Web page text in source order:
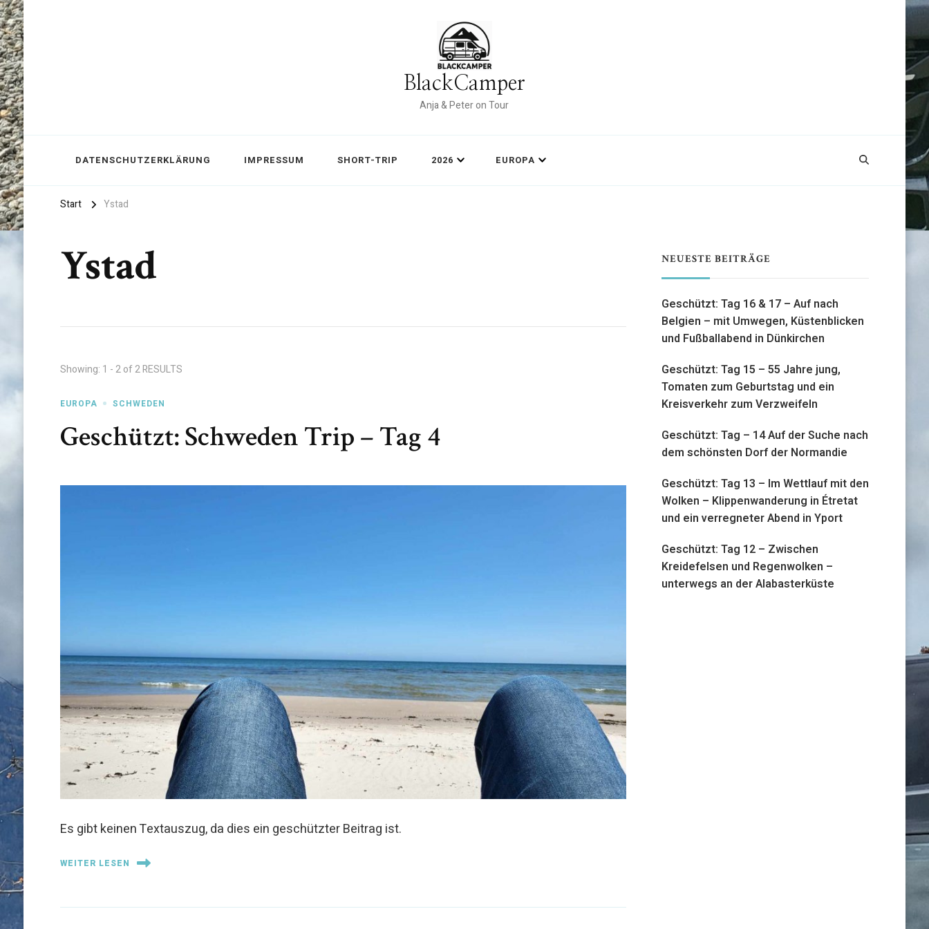
BlackCamper
Anja & Peter on Tour
DATENSCHUTZERKLÄRUNG IMPRESSUM SHORT-TRIP 2026 EUROPA
Start Ystad
Ystad
Showing: 1 - 2 of 2 RESULTS
EUROPA SCHWEDEN
Geschützt: Schweden Trip – Tag 4
Es gibt keinen Textauszug, da dies ein geschützter Beitrag ist.
WEITER LESEN
NEUESTE BEITRÄGE
Geschützt: Tag 16 & 17 – Auf nach
Belgien – mit Umwegen, Küstenblicken
und Fußballabend in Dünkirchen
Geschützt: Tag 15 – 55 Jahre jung,
Tomaten zum Geburtstag und ein
Kreisverkehr zum Verzweifeln
Geschützt: Tag – 14 Auf der Suche nach
dem schönsten Dorf der Normandie
Geschützt: Tag 13 – Im Wettlauf mit den
Wolken – Klippenwanderung in Étretat
und ein verregneter Abend in Yport
Geschützt: Tag 12 – Zwischen
Kreidefelsen und Regenwolken –
unterwegs an der Alabasterküste